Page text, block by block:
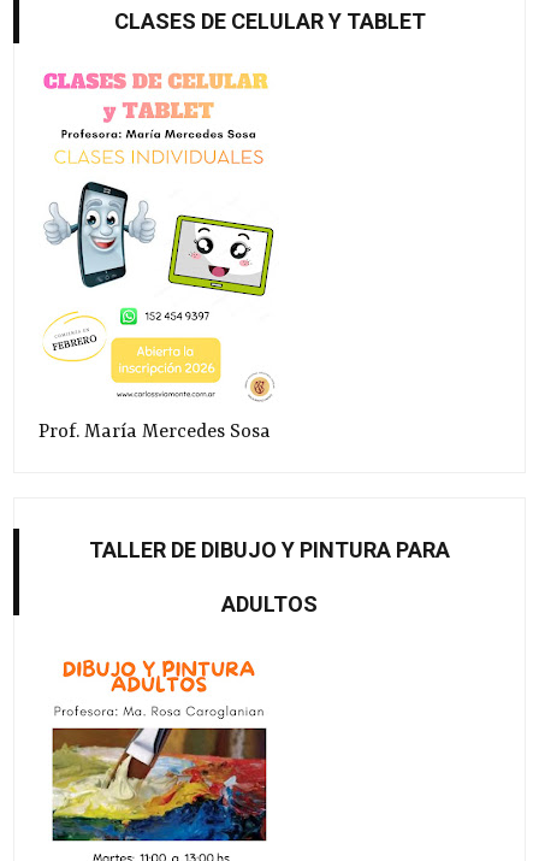
CLASES DE CELULAR Y TABLET
Prof. María Mercedes Sosa
TALLER DE DIBUJO Y PINTURA PARA
ADULTOS